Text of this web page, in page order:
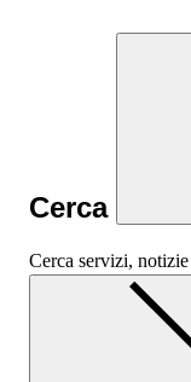
Cerca
Cerca servizi,